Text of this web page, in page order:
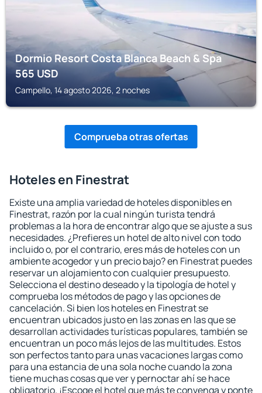
Dormio Resort Costa Blanca Beach & Spa
565USD
Campello, 14 agosto 2026, 2 noches
Comprueba otras ofertas
Hoteles en Finestrat
Existe una amplia variedad de hoteles disponibles en
Finestrat, razón por la cual ningún turista tendrá
problemas a la hora de encontrar algo que se ajuste a sus
necesidades. ¿Prefieres un hotel de alto nivel con todo
incluido o, por el contrario, eres más de hoteles con un
ambiente acogedor y un precio bajo? en Finestrat puedes
reservar un alojamiento con cualquier presupuesto.
Selecciona el destino deseado y la tipología de hotel y
comprueba los métodos de pago y las opciones de
cancelación. Si bien los hoteles en Finestrat se
encuentran ubicados justo en las zonas en las que se
desarrollan actividades turísticas populares, también se
encuentran un poco más lejos de las multitudes. Estos
son perfectos tanto para unas vacaciones largas como
para una estancia de una sola noche cuando la zona
tiene muchas cosas que ver y pernoctar ahí se hace
obligatorio. ¡Escoge el hotel que más te convenga y ponte